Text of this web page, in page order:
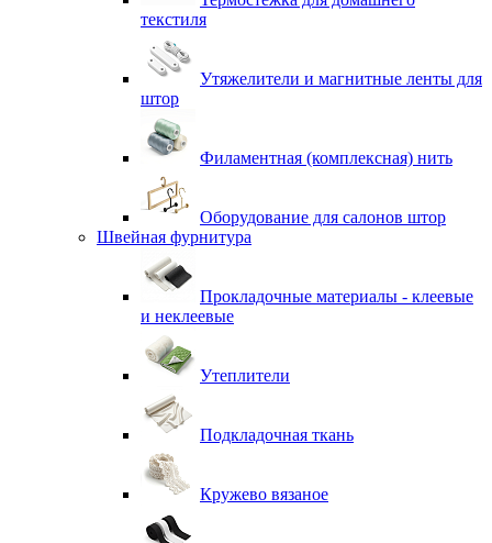
текстиля
Утяжелители и магнитные ленты для
штор
Филаментная (комплексная) нить
Оборудование для салонов штор
Швейная фурнитура
Прокладочные материалы - клеевые
и неклеевые
Утеплители
Подкладочная ткань
Кружево вязаное